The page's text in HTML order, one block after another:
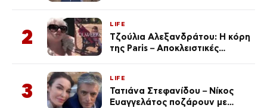
2
LIFE
Τζούλια Αλεξανδράτου: Η κόρη
της Paris – Αποκλειστικές
3
LIFE
Τατιάνα Στεφανίδου – Νίκος
Ευαγγελάτος ποζάρουν με